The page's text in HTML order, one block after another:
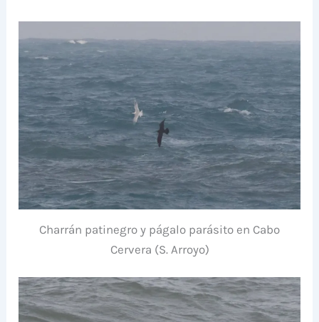
Charrán patinegro y págalo parásito en Cabo
Cervera (S. Arroyo)